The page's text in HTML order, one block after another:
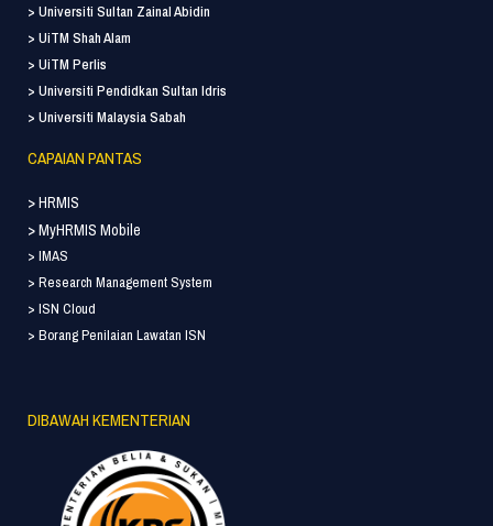
> Universiti Sultan Zainal Abidin
> UiTM Shah Alam
> UiTM Perlis
> Universiti Pendidkan Sultan Idris
> Universiti Malaysia Sabah
CAPAIAN PANTAS
> HRMIS
> MyHRMIS Mobile
> IMAS
> Research Management System
> ISN Cloud
> Borang Penilaian Lawatan ISN
DIBAWAH KEMENTERIAN